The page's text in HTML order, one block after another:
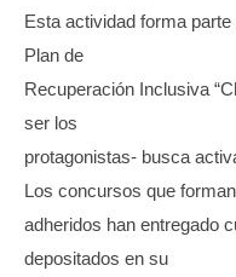
Esta actividad forma
Plan de
Recuperación Inclusiva
ser los
protagonistas- busca
Los concursos que
adheridos han entregado
depositados en su